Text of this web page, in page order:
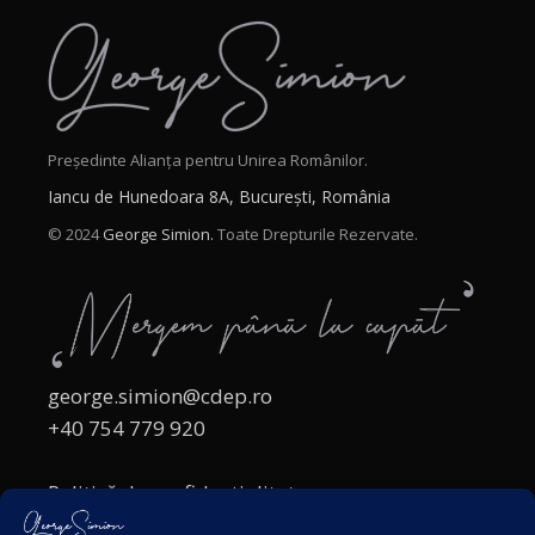
Președinte Alianța pentru Unirea Românilor.
Iancu de Hunedoara 8A, București, România
© 2024George Simion. Toate Drepturile Rezervate.
george.simion@cdep.ro
+40 754 779 920
Politică de confidențialitate
Politica cookies